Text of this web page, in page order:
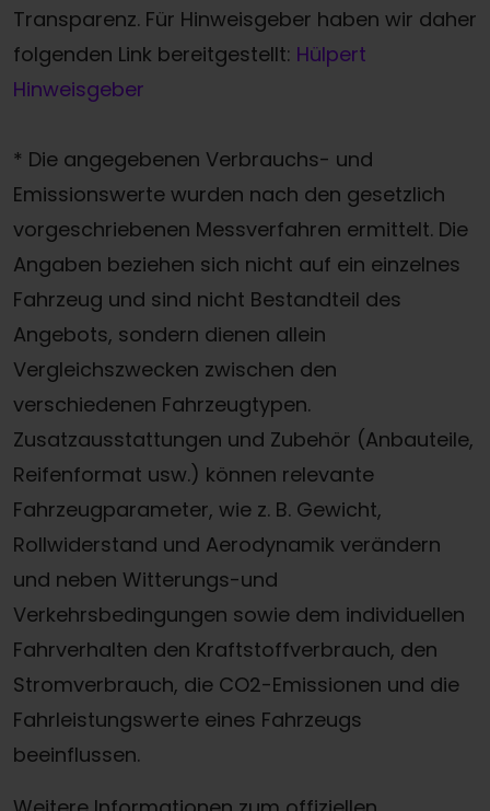
Transparenz. Für Hinweisgeber haben wir daher
folgenden Link bereitgestellt: Hülpert
Hinweisgeber
* Die angegebenen Verbrauchs- und
Emissionswerte wurden nach den gesetzlich
vorgeschriebenen Messverfahren ermittelt. Die
Angaben beziehen sich nicht auf ein einzelnes
Fahrzeug und sind nicht Bestandteil des
Angebots, sondern dienen allein
Vergleichszwecken zwischen den
verschiedenen Fahrzeugtypen.
Zusatzausstattungen und Zubehör (Anbauteile,
Reifenformat usw.) können relevante
Fahrzeugparameter, wie z. B. Gewicht,
Rollwiderstand und Aerodynamik verändern
und neben Witterungs-und
Verkehrsbedingungen sowie dem individuellen
Fahrverhalten den Kraftstoffverbrauch, den
Stromverbrauch, die CO2-Emissionen und die
Fahrleistungswerte eines Fahrzeugs
beeinflussen.